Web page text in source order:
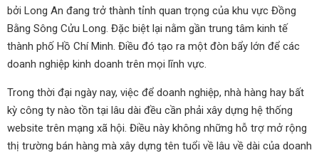
bởi Long An đang trở thành tỉnh quan trọng của khu vực Đồng
Bằng Sông Cửu Long. Đặc biệt lại nằm gần trung tâm kinh tế
thành phố Hồ Chí Minh. Điều đó tạo ra một đòn bẩy lớn để các
doanh nghiệp kinh doanh trên mọi lĩnh vực.
Trong thời đại ngày nay, việc để doanh nghiệp, nhà hàng hay bất
kỳ công ty nào tồn tại lâu dài đều cần phải xây dựng hệ thống
website trên mạng xã hội. Điều này không những hỗ trợ mở rộng
thị trường bán hàng mà xây dựng tên tuổi về lâu về dài của doanh